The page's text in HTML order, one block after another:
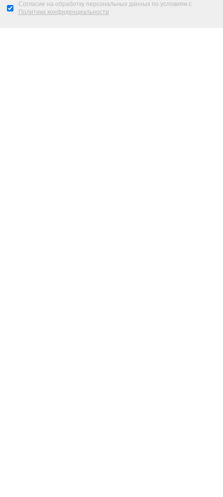
Согласие на обработку персональных данных по условиям с
Политики конфиденциальности